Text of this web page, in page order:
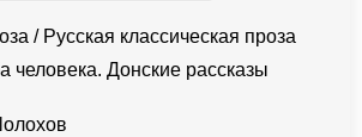
/ Русская классическая проза
человека. Донские рассказы